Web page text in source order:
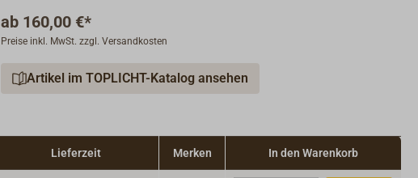
ab 160,00 €*
Preise inkl. MwSt. zzgl. Versandkosten
Artikel im TOPLICHT-Katalog ansehen
Lieferzeit Merken In den Warenkorb